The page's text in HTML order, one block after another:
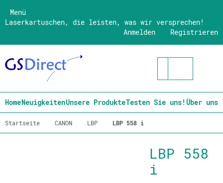
Menü
Laserkartuschen, die leisten, was wir versprechen!
Registrieren
Anmelden
HomeNeuigkeitenUnsere ProdukteTesten Sie uns!Über uns
Startseite CANON LBP LBP 558 i
LBP 558
i